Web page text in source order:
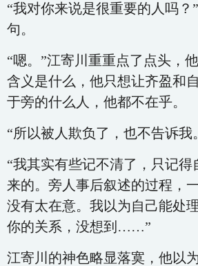
“我对你来说是很重要的人吗？
句。
“嗯。”江寄川重重点了点头，
含义是什么，他只想让齐盈和
于旁的什么人，他都不在乎。
“所以被人欺负了，也不告诉我
“我其实有些记不清了，只记得
来的。旁人事后叙述的过程，
没有太在意。我以为自己能处
你的关系，没想到……”
江寄川的神色略显落寞，他以